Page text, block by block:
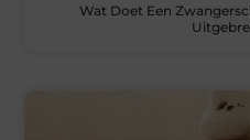
Wat Doet Een